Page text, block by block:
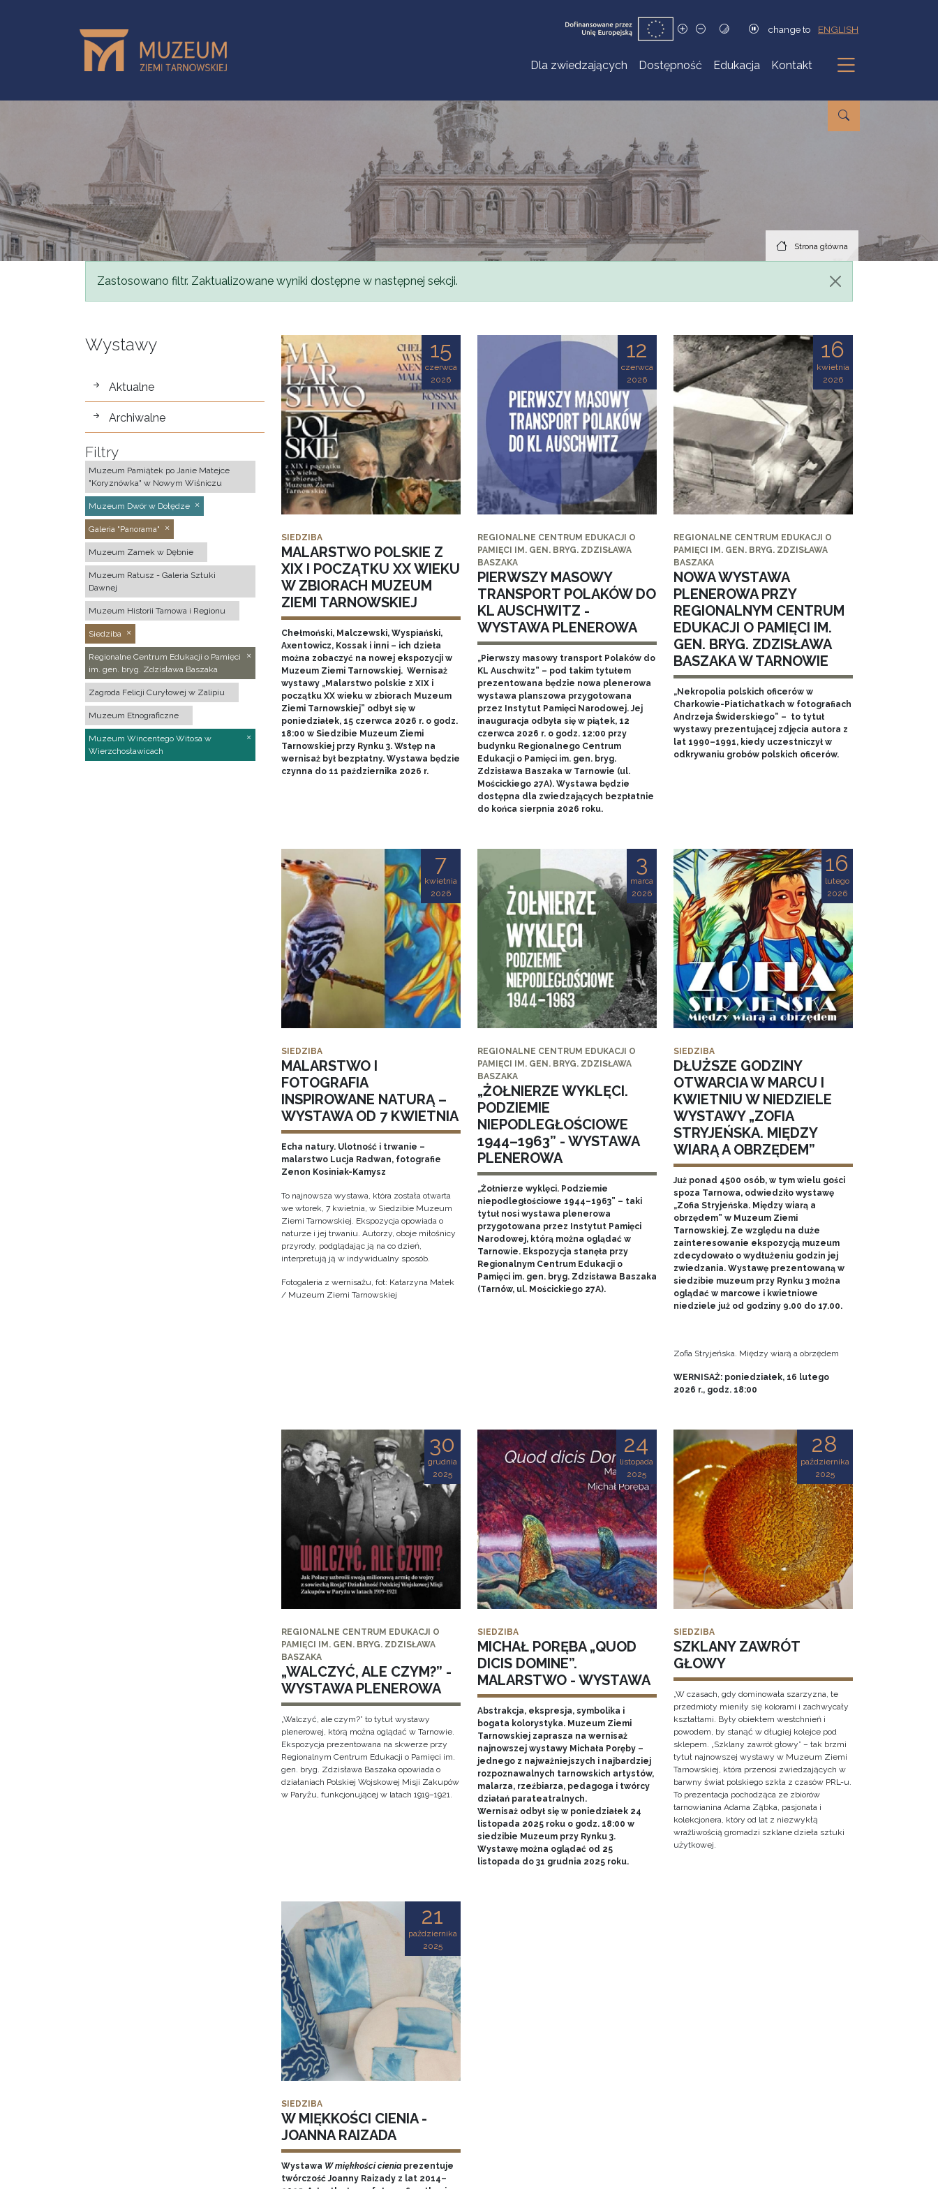
change to ENGLISH
Dla zwiedzających Dostępność Edukacja Kontakt
Podmenu
Strona główna
Komunikat
Zastosowano filtr. Zaktualizowane wyniki dostępne w następnej sekcji.
Wystawy
wystawy
Aktualne
Archiwalne
Filtry
Muzeum Pamiątek po Janie Matejce
"Koryznówka" w Nowym Wiśniczu
Muzeum Dwór w Dołędze
Galeria "Panorama"
Muzeum Zamek w Dębnie
Muzeum Ratusz - Galeria Sztuki
Dawnej
Muzeum Historii Tarnowa i Regionu
Siedziba
Regionalne Centrum Edukacji o Pamięci
im. gen. bryg. Zdzisława Baszaka
Zagroda Felicji Curyłowej w Zalipiu
Muzeum Etnograficzne
Muzeum Wincentego Witosa w
Wierzchosławicach
15
czerwca
2026
SIEDZIBA
MALARSTWO POLSKIE Z
XIX I POCZĄTKU XX WIEKU
W ZBIORACH MUZEUM
ZIEMI TARNOWSKIEJ
Chełmoński, Malczewski, Wyspiański,
Axentowicz, Kossak i inni – ich dzieła
można zobaczyć na nowej ekspozycji w
Muzeum Ziemi Tarnowskiej. Wernisaż
wystawy „Malarstwo polskie z XIX i
początku XX wieku w zbiorach Muzeum
Ziemi Tarnowskiej” odbył się w
poniedziałek, 15 czerwca 2026 r. o godz.
18:00 w Siedzibie Muzeum Ziemi
Tarnowskiej przy Rynku 3. Wstęp na
wernisaż był bezpłatny. Wystawa będzie
czynna do 11 października 2026 r.
12
czerwca
2026
REGIONALNE CENTRUM EDUKACJI O
PAMIĘCI IM. GEN. BRYG. ZDZISŁAWA
BASZAKA
PIERWSZY MASOWY
TRANSPORT POLAKÓW DO
KL AUSCHWITZ -
WYSTAWA PLENEROWA
„Pierwszy masowy transport Polaków do
KL Auschwitz” – pod takim tytułem
prezentowana będzie nowa plenerowa
wystawa planszowa przygotowana
przez Instytut Pamięci Narodowej. Jej
inauguracja odbyła się w piątek, 12
czerwca 2026 r. o godz. 12:00 przy
budynku Regionalnego Centrum
Edukacji o Pamięci im. gen. bryg.
Zdzisława Baszaka w Tarnowie (ul.
Mościckiego 27A). Wystawa będzie
dostępna dla zwiedzających bezpłatnie
do końca sierpnia 2026 roku.
16
kwietnia
2026
REGIONALNE CENTRUM EDUKACJI O
PAMIĘCI IM. GEN. BRYG. ZDZISŁAWA
BASZAKA
NOWA WYSTAWA
PLENEROWA PRZY
REGIONALNYM CENTRUM
EDUKACJI O PAMIĘCI IM.
GEN. BRYG. ZDZISŁAWA
BASZAKA W TARNOWIE
„Nekropolia polskich oficerów w
Charkowie-Piatichatkach w fotografiach
Andrzeja Świderskiego” – to tytuł
wystawy prezentującej zdjęcia autora z
lat 1990–1991, kiedy uczestniczył w
odkrywaniu grobów polskich oficerów.
7
kwietnia
2026
SIEDZIBA
MALARSTWO I
FOTOGRAFIA
INSPIROWANE NATURĄ –
WYSTAWA OD 7 KWIETNIA
Echa natury. Ulotność i trwanie –
malarstwo Lucja Radwan, fotografie
Zenon Kosiniak-Kamysz
To najnowsza wystawa, która została otwarta
we wtorek, 7 kwietnia, w Siedzibie Muzeum
Ziemi Tarnowskiej. Ekspozycja opowiada o
naturze i jej trwaniu. Autorzy, oboje miłośnicy
przyrody, podglądając ją na co dzień,
interpretują ją w indywidualny sposób.
Fotogaleria z wernisażu, fot: Katarzyna Małek
/ Muzeum Ziemi Tarnowskiej
3
marca
2026
REGIONALNE CENTRUM EDUKACJI O
PAMIĘCI IM. GEN. BRYG. ZDZISŁAWA
BASZAKA
„ŻOŁNIERZE WYKLĘCI.
PODZIEMIE
NIEPODLEGŁOŚCIOWE
1944–1963” - WYSTAWA
PLENEROWA
„Żołnierze wyklęci. Podziemie
niepodległościowe 1944–1963” – taki
tytuł nosi wystawa plenerowa
przygotowana przez Instytut Pamięci
Narodowej, którą można oglądać w
Tarnowie. Ekspozycja stanęła przy
Regionalnym Centrum Edukacji o
Pamięci im. gen. bryg. Zdzisława Baszaka
(Tarnów, ul. Mościckiego 27A).
16
lutego
2026
SIEDZIBA
DŁUŻSZE GODZINY
OTWARCIA W MARCU I
KWIETNIU W NIEDZIELE
WYSTAWY „ZOFIA
STRYJEŃSKA. MIĘDZY
WIARĄ A OBRZĘDEM”
Już ponad 4500 osób, w tym wielu gości
spoza Tarnowa, odwiedziło wystawę
„Zofia Stryjeńska. Między wiarą a
obrzędem” w Muzeum Ziemi
Tarnowskiej. Ze względu na duże
zainteresowanie ekspozycją muzeum
zdecydowało o wydłużeniu godzin jej
zwiedzania. Wystawę prezentowaną w
siedzibie muzeum przy Rynku 3 można
oglądać w marcowe i kwietniowe
niedziele już od godziny 9.00 do 17.00.
Zofia Stryjeńska. Między wiarą a obrzędem
WERNISAŻ: poniedziałek, 16 lutego
2026 r., godz. 18:00
30
grudnia
2025
REGIONALNE CENTRUM EDUKACJI O
PAMIĘCI IM. GEN. BRYG. ZDZISŁAWA
BASZAKA
„WALCZYĆ, ALE CZYM?” -
WYSTAWA PLENEROWA
„Walczyć, ale czym?” to tytuł wystawy
plenerowej, którą można oglądać w Tarnowie.
Ekspozycja prezentowana na skwerze przy
Regionalnym Centrum Edukacji o Pamięci im.
gen. bryg. Zdzisława Baszaka opowiada o
działaniach Polskiej Wojskowej Misji Zakupów
w Paryżu, funkcjonującej w latach 1919–1921.
24
listopada
2025
SIEDZIBA
MICHAŁ PORĘBA „QUOD
DICIS DOMINE”.
MALARSTWO - WYSTAWA
Abstrakcja, ekspresja, symbolika i
bogata kolorystyka. Muzeum Ziemi
Tarnowskiej zaprasza na wernisaż
najnowszej wystawy Michała Poręby –
jednego z najważniejszych i najbardziej
rozpoznawalnych tarnowskich artystów,
malarza, rzeźbiarza, pedagoga i twórcy
działań parateatralnych.
Wernisaż odbył się w poniedziałek 24
listopada 2025 roku o godz. 18:00 w
siedzibie Muzeum przy Rynku 3.
Wystawę można oglądać od 25
listopada do 31 grudnia 2025 roku.
28
października
2025
SIEDZIBA
SZKLANY ZAWRÓT
GŁOWY
„W czasach, gdy dominowała szarzyzna, te
przedmioty mieniły się kolorami i zachwycały
kształtami. Były obiektem westchnień i
powodem, by stanąć w długiej kolejce pod
sklepem. „Szklany zawrót głowy” – tak brzmi
tytuł najnowszej wystawy w Muzeum Ziemi
Tarnowskiej, która przenosi zwiedzających w
barwny świat polskiego szkła z czasów PRL-u.
To prezentacja pochodząca ze zbiorów
tarnowianina Adama Ząbka, pasjonata i
kolekcjonera, który od lat z niezwykłą
wrażliwością gromadzi szklane dzieła sztuki
użytkowej.
21
października
2025
SIEDZIBA
W MIĘKKOŚCI CIENIA -
JOANNA RAIZADA
Wystawa W miękkości cieniaprezentuje
twórczość Joanny Raizady z lat 2014–